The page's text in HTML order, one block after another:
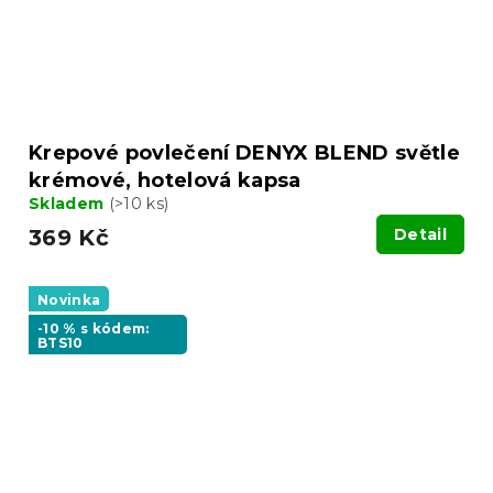
Krepové povlečení DENYX BLEND světle
krémové, hotelová kapsa
Skladem (>10 ks)
369 Kč Detail
Novinka
-10 % s kódem:
BTS10